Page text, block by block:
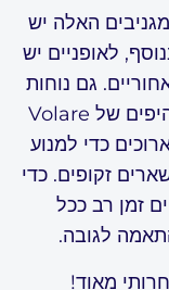
האלה יש
בנוסף, לאופניים יש
גם נוחות
נלקחה בחשבון. לאופניים הירוקים והיפים של Volare
כדי למנוע
זקופים. כדי
זמן רב ככל
לגובה.
מאוד!